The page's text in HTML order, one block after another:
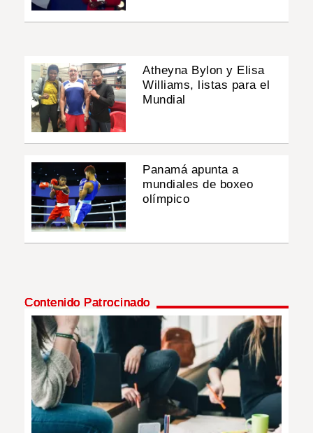
Atheyna Bylon y Elisa
Williams, listas para el
Mundial
Panamá apunta a
mundiales de boxeo
olímpico
Contenido Patrocinado